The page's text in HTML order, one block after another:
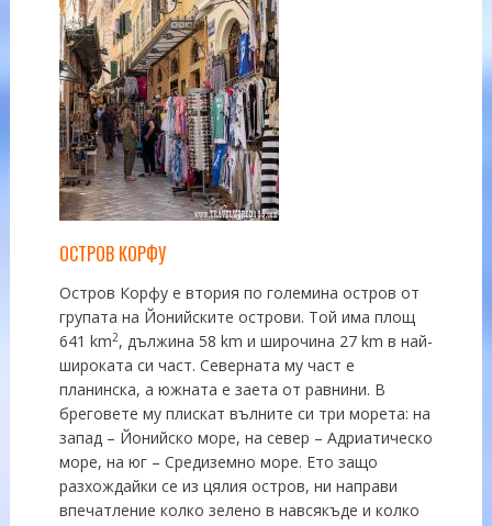
ОСТРОВ КОРФУ
Остров Корфу е втория по големина остров от
групата на Йонийските острови. Той има площ
641 km2, дължина 58 km и широчина 27 km в най-
широката си част. Северната му част е
планинска, а южната е заета от равнини. В
бреговете му плискат вълните си три морета: на
запад – Йонийско море, на север – Адриатическо
море, на юг – Средиземно море. Ето защо
разхождайки се из цялия остров, ни направи
впечатление колко зелено в навсякъде и колко